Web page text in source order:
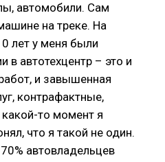
автомобили. Сам
на треке. На
лет у меня были
автотехцентр – это и
и завышенная
контрафактные,
то момент я
что я такой не один.
автовладельцев